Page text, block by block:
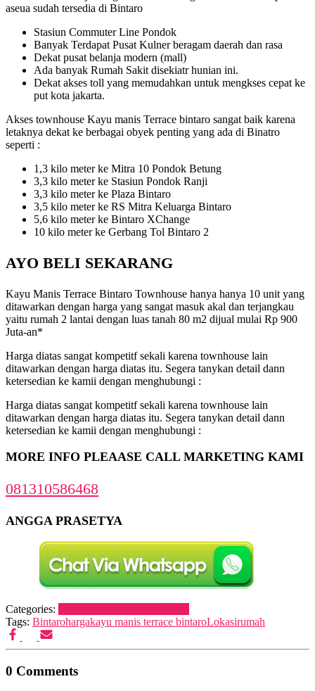
aseua sudah tersedia di Bintaro
Stasiun Commuter Line Pondok
Banyak Terdapat Pusat Kulner beragam daerah dan rasa
Dekat pusat belanja modern (mall)
Ada banyak Rumah Sakit disekiatr hunian ini.
Dekat akses toll yang memudahkan untuk mengkses cepat ke
put kota jakarta.
Akses townhouse Kayu manis Terrace bintaro sangat baik karena
letaknya dekat ke berbagai obyek penting yang ada di Binatro
seperti :
1,3 kilo meter ke Mitra 10 Pondok Betung
3,3 kilo meter ke Stasiun Pondok Ranji
3,3 kilo meter ke Plaza Bintaro
3,5 kilo meter ke RS Mitra Keluarga Bintaro
5,6 kilo meter ke Bintaro XChange
10 kilo meter ke Gerbang Tol Bintaro 2
AYO BELI SEKARANG
Kayu Manis Terrace Bintaro Townhouse hanya hanya 10 unit yang
ditawarkan dengan harga yang sangat masuk akal dan terjangkau
yaitu rumah 2 lantai dengan luas tanah 80 m2 dijual mulai Rp 900
Juta-an*
Harga diatas sangat kompetitf sekali karena townhouse lain
ditawarkan dengan harga diatas itu. Segera tanykan detail dann
ketersedian ke kamii dengan menghubungi :
Harga diatas sangat kompetitf sekali karena townhouse lain
ditawarkan dengan harga diatas itu. Segera tanykan detail dann
ketersedian ke kamii dengan menghubungi :
MORE INFO PLEAASE CALL MARKETING KAMI
081310586468
ANGGA PRASETYA
Categories:
Tags: Bintarohargakayu manis terrace bintaroLokasirumah
0 Comments